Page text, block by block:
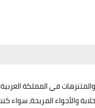
في المملكة
والأجواء المريحة،